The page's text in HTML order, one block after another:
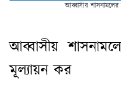
আব্বাসীয় শাসনামলের
আব্বাসীয়
মূল্যায়ন কর